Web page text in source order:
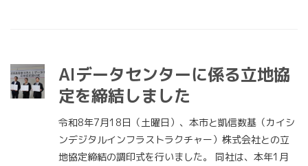
AIデータセンターに係る立地協
定を締結しました
令和8年7月18日（土曜日）、本市と凱信数基（カイシ
ンデジタルインフラストラクチャー）株式会社との立
地協定締結の調印式を行いました。 同社は、本年1月